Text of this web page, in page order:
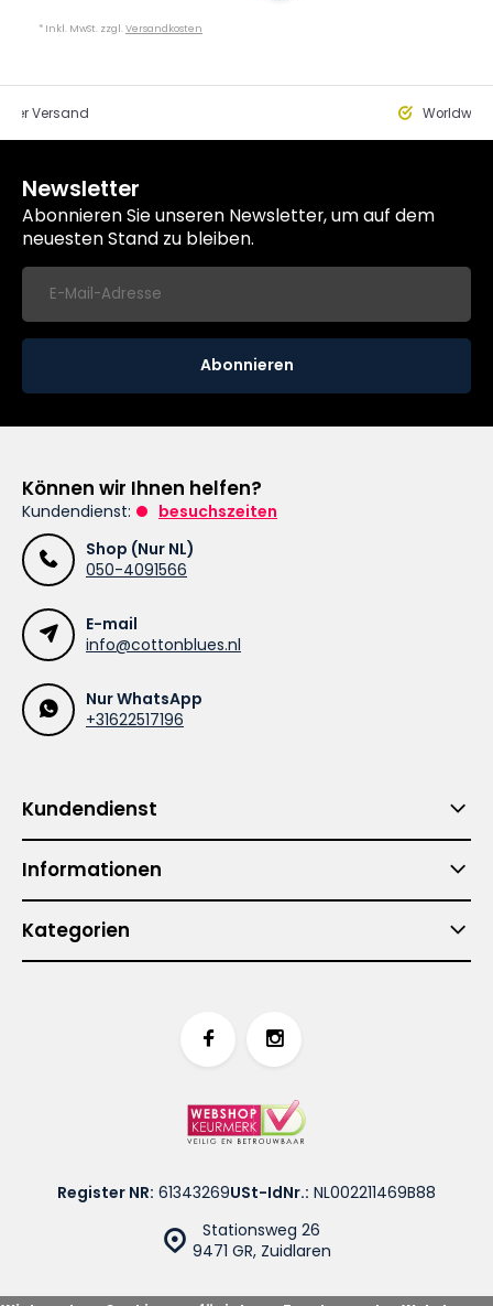
* Inkl. MwSt. zzgl.Versandkosten
Versand
Newsletter
Abonnieren Sie unseren Newsletter, um auf dem
neuesten Stand zu bleiben.
Abonnieren
Können wir Ihnen helfen?
Kundendienst:
besuchszeiten
Shop (Nur NL)
050-4091566
E-mail
info@cottonblues.nl
Nur WhatsApp
+31622517196
Kundendienst
Informationen
Kategorien
Stationsweg 26
9471 GR, Zuidlaren
Register NR: 61343269USt-IdNr.: NL002211469B88